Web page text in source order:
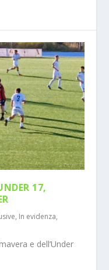
17,
, In evidenza,
e dell’Under